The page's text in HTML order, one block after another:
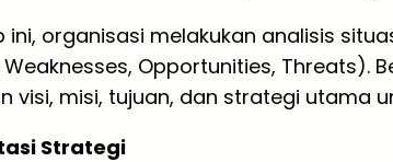
ini, organisasi melakukan analisis
Opportunities, Threats).
visi, misi, tujuan, dan strategi utama
Strategi